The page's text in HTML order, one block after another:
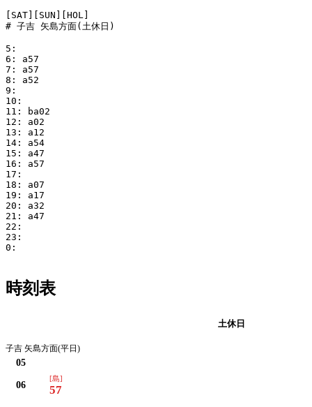
[SAT][SUN][HOL]
# 子吉 矢島方面(土休日)
5:
6: a57
7: a57
8: a52
9:
10:
11: ba02
12: a02
13: a12
14: a54
15: a47
16: a57
17:
18: a07
19: a17
20: a32
21: a47
22:
23:
0:
時刻表
土休日
子吉 矢島方面(平日)
05
06
[島]
57